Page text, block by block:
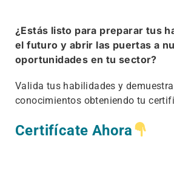
¿Estás listo para preparar tus
el futuro y abrir las puertas a
oportunidades en tu sector?
Valida tus habilidades y
conocimientos obteniendo tu
Certifícate Ahora